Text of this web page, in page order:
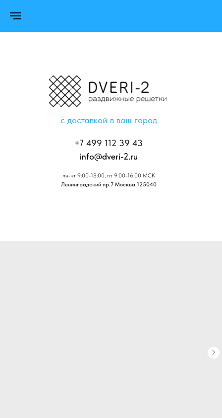
с доставкой в ваш город
+7 499 112 39 43
info@dveri-2.ru
пн-чт 9:00-18:00, пт 9:00-16:00 МСК
Ленинградский пр.7 Москва 125040